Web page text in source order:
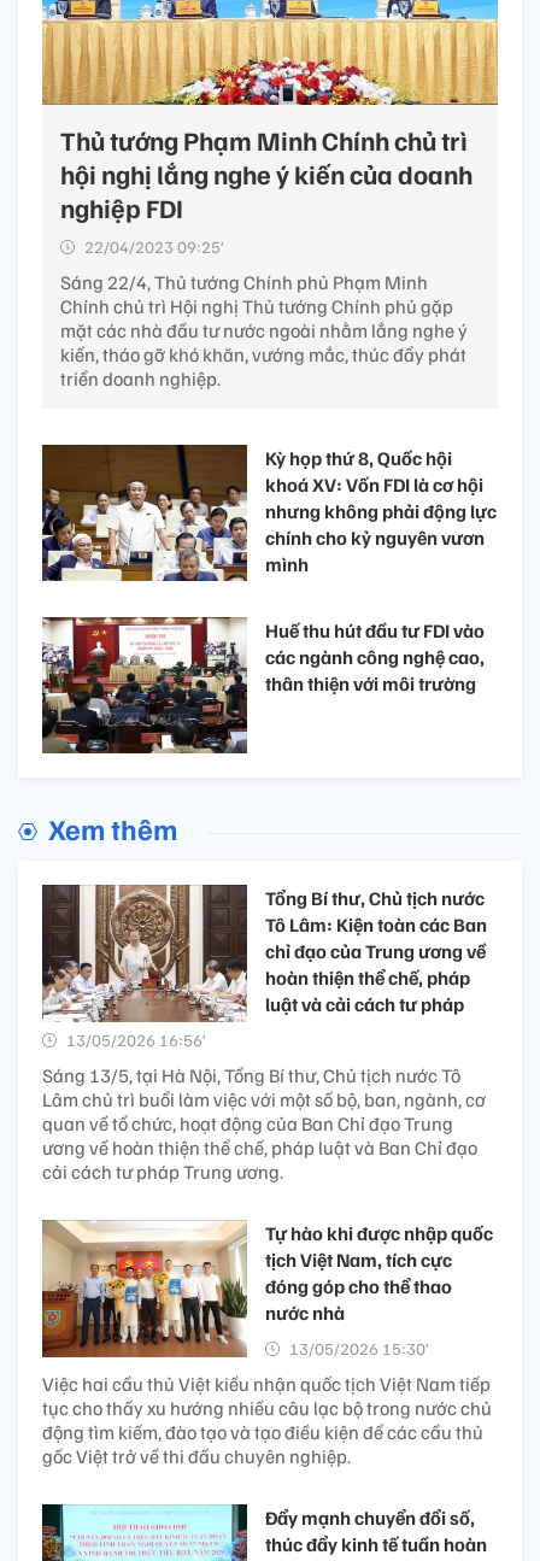
Thủ tướng Phạm Minh Chính chủ trì
hội nghị lắng nghe ý kiến của doanh
nghiệp FDI
22/04/2023 09:25’
Sáng 22/4, Thủ tướng Chính phủ Phạm Minh
Chính chủ trì Hội nghị Thủ tướng Chính phủ gặp
mặt các nhà đầu tư nước ngoài nhằm lắng nghe ý
kiến, tháo gỡ khó khăn, vướng mắc, thúc đẩy phát
triển doanh nghiệp.
Kỳ họp thứ 8, Quốc hội
khoá XV: Vốn FDI là cơ hội
nhưng không phải động lực
chính cho kỷ nguyên vươn
mình
Huế thu hút đầu tư FDI vào
các ngành công nghệ cao,
thân thiện với môi trường
Xem thêm
Tổng Bí thư, Chủ tịch nước
Tô Lâm: Kiện toàn các Ban
chỉ đạo của Trung ương về
hoàn thiện thể chế, pháp
luật và cải cách tư pháp
13/05/2026 16:56’
Sáng 13/5, tại Hà Nội, Tổng Bí thư, Chủ tịch nước Tô
Lâm chủ trì buổi làm việc với một số bộ, ban, ngành, cơ
quan về tổ chức, hoạt động của Ban Chỉ đạo Trung
ương về hoàn thiện thể chế, pháp luật và Ban Chỉ đạo
cải cách tư pháp Trung ương.
Tự hào khi được nhập quốc
tịch Việt Nam, tích cực
đóng góp cho thể thao
nước nhà
13/05/2026 15:30’
Việc hai cầu thủ Việt kiều nhận quốc tịch Việt Nam tiếp
tục cho thấy xu hướng nhiều câu lạc bộ trong nước chủ
động tìm kiếm, đào tạo và tạo điều kiện để các cầu thủ
gốc Việt trở về thi đấu chuyên nghiệp.
Đẩy mạnh chuyển đổi số,
thúc đẩy kinh tế tuần hoàn